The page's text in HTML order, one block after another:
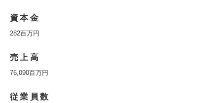
資本金
282百万円
売上高
76,090百万円
従業員数